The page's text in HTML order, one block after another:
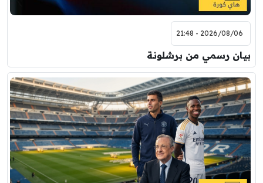
2026/08/06 - 21:48
بيان رسمي من برشلونة